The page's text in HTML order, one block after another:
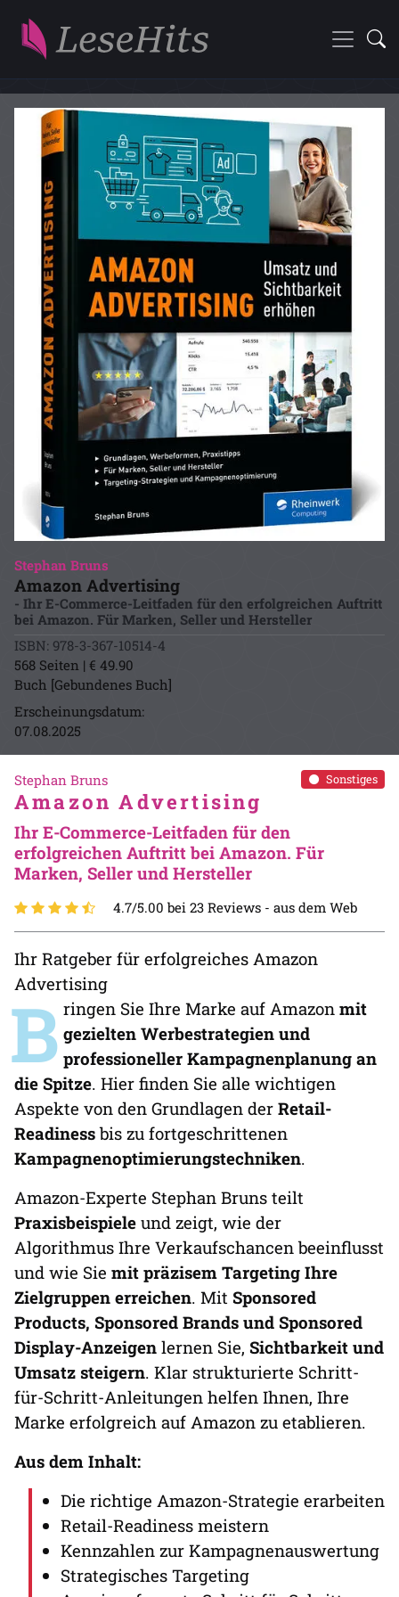
Stephan Bruns
Amazon Advertising
- Ihr E-Commerce-Leitfaden für den erfolgreichen Auftritt
bei Amazon. Für Marken, Seller und Hersteller
ISBN: 978-3-367-10514-4
568 Seiten | € 49.90
Buch [Gebundenes Buch]
Erscheinungsdatum:
07.08.2025
Sonstiges
Stephan Bruns
Amazon Advertising
Ihr E-Commerce-Leitfaden für den
erfolgreichen Auftritt bei Amazon. Für
Marken, Seller und Hersteller
4.7/5.00 bei 23 Reviews - aus dem Web
Ihr Ratgeber für erfolgreiches Amazon
Advertising
B ringen Sie Ihre Marke auf Amazon mit
gezielten Werbestrategien und
professioneller Kampagnenplanung an
die Spitze. Hier finden Sie alle wichtigen
Aspekte von den Grundlagen der Retail-
Readinessbis zu fortgeschrittenen
Kampagnenoptimierungstechniken.
Amazon-Experte Stephan Bruns teilt
Praxisbeispiele und zeigt, wie der
Algorithmus Ihre Verkaufschancen beeinflusst
und wie Sie mit präzisem Targeting Ihre
Zielgruppen erreichen. Mit Sponsored
Products, Sponsored Brands und Sponsored
Display-Anzeigen lernen Sie, Sichtbarkeit und
Umsatz steigern. Klar strukturierte Schritt-
für-Schritt-Anleitungen helfen Ihnen, Ihre
Marke erfolgreich auf Amazon zu etablieren.
Aus dem Inhalt:
Die richtige Amazon-Strategie erarbeiten
Retail-Readiness meistern
Kennzahlen zur Kampagnenauswertung
Strategisches Targeting